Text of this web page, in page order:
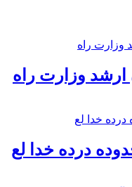
ارشد وزارت راه
درده خدا لع